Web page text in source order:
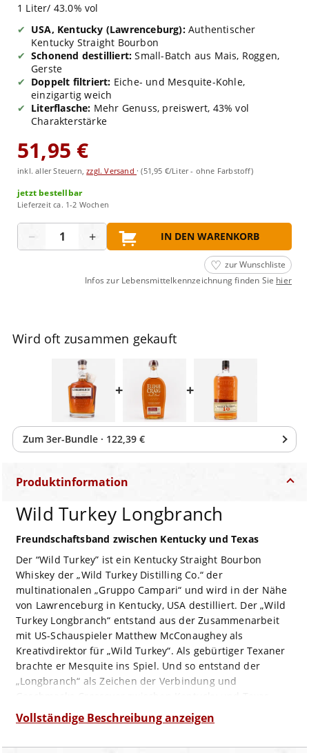
1 Liter/ 43.0% vol
USA, Kentucky (Lawrenceburg):Authentischer
Kentucky Straight Bourbon
Schonend destilliert: Small-Batch aus Mais, Roggen,
Gerste
Doppelt filtriert: Eiche- und Mesquite-Kohle,
einzigartig weich
Literflasche: Mehr Genuss, preiswert, 43% vol
Charakterstärke
51,95 €
inkl. aller Steuern,zzgl. Versand ·(51,95 €/Liter - ohne Farbstoff)
jetzt bestellbar
Lieferzeit ca. 1-2 Wochen
− + IN DEN WARENKORB
zur Wunschliste
Infos zur Lebensmittelkennzeichnung finden Sie hier
Wird oft zusammen gekauft
+ +
Zum 3er-Bundle · 122,39 €
Produktinformation
Wild Turkey Longbranch
Freundschaftsband zwischen Kentucky und Texas
Der “Wild Turkey” ist ein Kentucky Straight Bourbon
Whiskey der „Wild Turkey Distilling Co.“ der
multinationalen „Gruppo Campari“ und wird in der Nähe
von Lawrenceburg in Kentucky, USA destilliert. Der „Wild
Turkey Longbranch“ entstand aus der Zusammenarbeit
mit US-Schauspieler Matthew McConaughey als
Kreativdirektor für „Wild Turkey“. Als gebürtiger Texaner
brachte er Mesquite ins Spiel. Und so entstand der
„Longbranch“ als Zeichen der Verbindung und
In kleinen Gebinden gebrannt aus 75 % Mais, 13 %
Roggen und 12 % gemälzter Gerste, wird dieser Kentucky
Vollständige Beschreibung anzeigen